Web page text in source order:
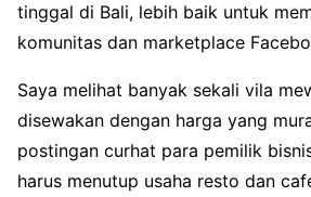
tinggal di Bali, lebih baik untuk
komunitas dan marketplace
Saya melihat banyak sekali vila
disewakan dengan harga yang
postingan curhat para pemilik
harus menutup usaha resto dan